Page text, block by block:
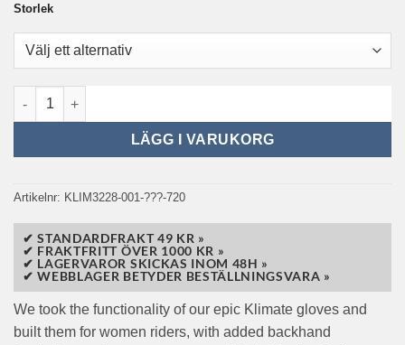
Storlek
Klim Ember Gauntlet Glove Pink Glo/Black (dam) mängd
LÄGG I VARUKORG
Artikelnr: KLIM3228-001-???-720
✔ STANDARDFRAKT 49 KR »
✔ FRAKTFRITT ÖVER 1000 KR »
✔ LAGERVAROR SKICKAS INOM 48H »
✔ WEBBLAGER BETYDER BESTÄLLNINGSVARA »
We took the functionality of our epic Klimate gloves and
built them for women riders, with added backhand